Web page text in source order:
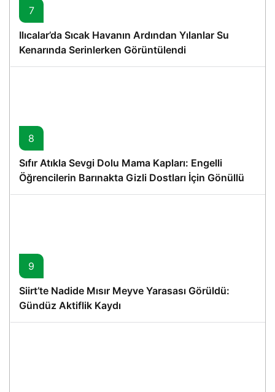
7
Ilıcalar’da Sıcak Havanın Ardından Yılanlar Su
Kenarında Serinlerken Görüntülendi
8
Sıfır Atıkla Sevgi Dolu Mama Kapları: Engelli
Öğrencilerin Barınakta Gizli Dostları İçin Gönüllü
Proje
9
Siirt’te Nadide Mısır Meyve Yarasası Görüldü:
Gündüz Aktiflik Kaydı